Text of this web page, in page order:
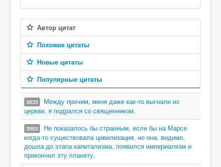
Автор цитат
Похожие цитаты
Новые цитаты
Популярные цитаты
3833
Между прочим, меня даже как-то выгнали из
церкви, я подрался со священником.
3993
Не показалось бы странным, если бы на Марсе
когда-то существовала цивилизация, но она, видимо,
дошла до этапа капитализма, появился империализм и
прикончил эту планету.